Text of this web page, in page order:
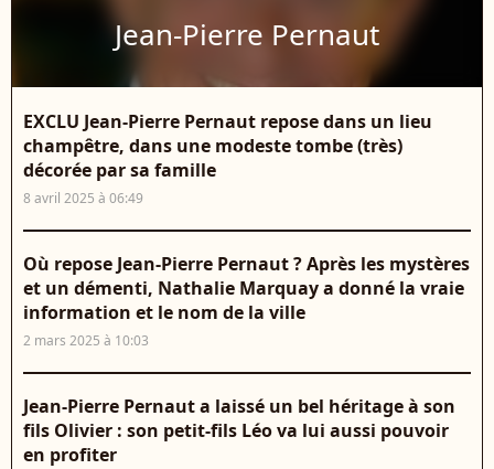
Jean-Pierre Pernaut
EXCLU Jean-Pierre Pernaut repose dans un lieu
champêtre, dans une modeste tombe (très)
décorée par sa famille
8 avril 2025 à 06:49
Où repose Jean-Pierre Pernaut ? Après les mystères
et un démenti, Nathalie Marquay a donné la vraie
information et le nom de la ville
2 mars 2025 à 10:03
Jean-Pierre Pernaut a laissé un bel héritage à son
fils Olivier : son petit-fils Léo va lui aussi pouvoir
en profiter